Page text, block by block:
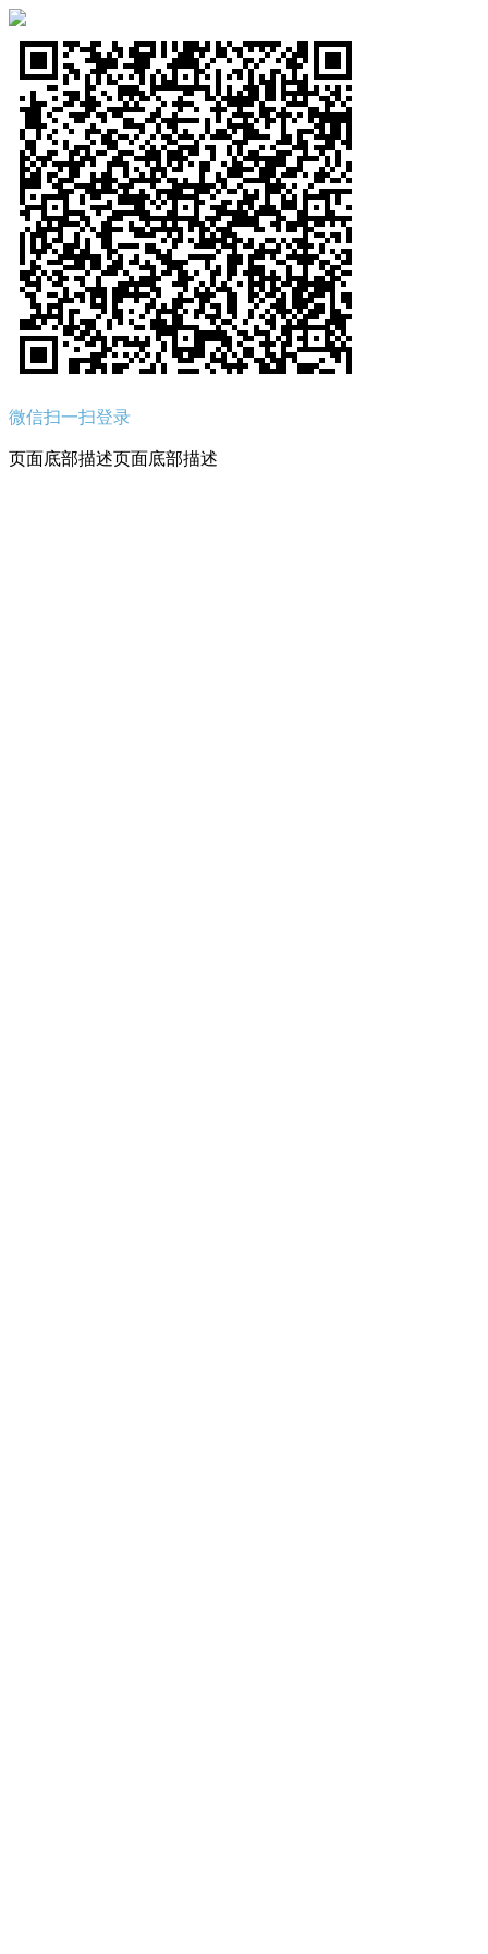
微信扫一扫登录
页面底部描述页面底部描述